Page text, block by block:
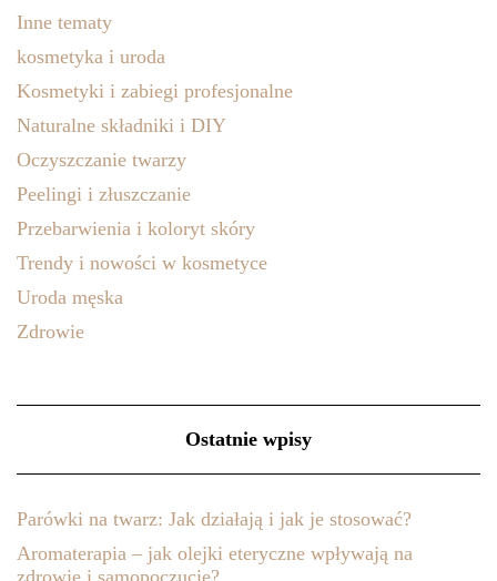
Inne tematy
kosmetyka i uroda
Kosmetyki i zabiegi profesjonalne
Naturalne składniki i DIY
Oczyszczanie twarzy
Peelingi i złuszczanie
Przebarwienia i koloryt skóry
Trendy i nowości w kosmetyce
Uroda męska
Zdrowie
Ostatnie wpisy
Parówki na twarz: Jak działają i jak je stosować?
Aromaterapia – jak olejki eteryczne wpływają na
zdrowie i samopoczucie?